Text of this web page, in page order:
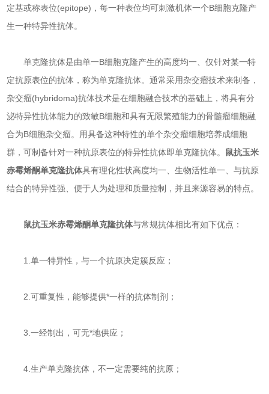
定基或称表位(epitope)，每一种表位均可刺激机体一个B细胞克隆产
生一种特异性抗体。
单克隆抗体是由单一B细胞克隆产生的高度均一、仅针对某一特
定抗原表位的抗体，称为单克隆抗体。通常采用杂交瘤技术来制备，
杂交瘤(hybridoma)抗体技术是在细胞融合技术的基础上，将具有分
泌特异性抗体能力的致敏B细胞和具有无限繁殖能力的骨髓瘤细胞融
合为B细胞杂交瘤。用具备这种特性的单个杂交瘤细胞培养成细胞
群，可制备针对一种抗原表位的特异性抗体即单克隆抗体。
鼠抗玉米
赤霉烯酮单克隆抗体具有理化性状高度均一、生物活性单一、与抗原
结合的特异性强、便于人为处理和质量控制，并且来源容易的特点。
鼠抗玉米赤霉烯酮单克隆抗体与常规抗体相比有如下优点：
1.单一特异性，与一个抗原决定簇反应；
2.可重复性，能够提供*一样的抗体制剂；
3.一经制出，可无*地供应；
4.生产单克隆抗体，不一定需要纯的抗原；